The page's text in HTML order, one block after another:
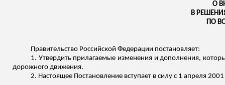
О
В
ПО
Правительство Российской Федерации постановляет:
1. Утвердить прилагаемые изменения и дополнения,
дорожного движения.
2. Настоящее Постановление вступает в силу с 1 апреля 2001